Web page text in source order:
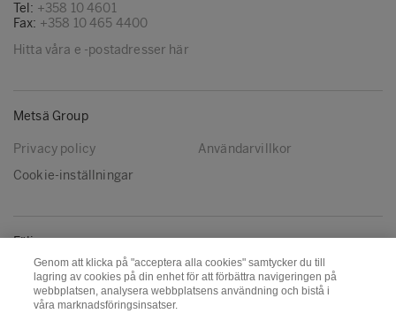
Tel: +358 10 4601
Fax: +358 10 465 4400
Hitta våra e -postadresser här
Metsä Group
Privacy policy
Användarvillkor
Cookie-inställningar
Följ oss
LinkedIn Youtube
Genom att klicka på "acceptera alla cookies" samtycker du till
lagring av cookies på din enhet för att förbättra navigeringen på
webbplatsen, analysera webbplatsens användning och bistå i
våra marknadsföringsinsatser.